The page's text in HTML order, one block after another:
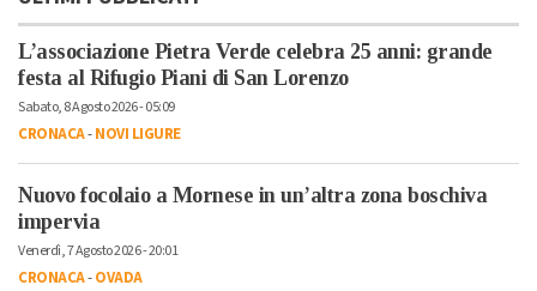
L’associazione Pietra Verde celebra 25 anni: grande
festa al Rifugio Piani di San Lorenzo
Sabato, 8 Agosto 2026 - 05:09
CRONACA-NOVI LIGURE
Nuovo focolaio a Mornese in un’altra zona boschiva
impervia
Venerdì, 7 Agosto 2026 - 20:01
CRONACA-OVADA